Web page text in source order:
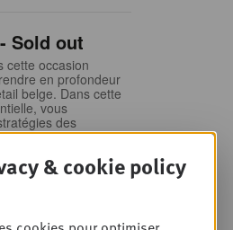
Sold out
cette occasion
en profondeur
belge. Dans cette
vous
des
alimentaires,
des
dans un
& cookie policy